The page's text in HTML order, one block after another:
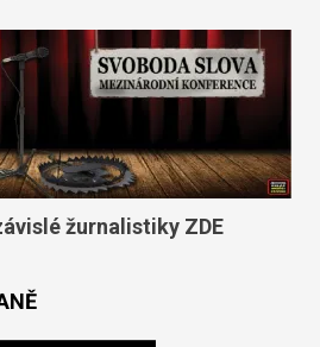
žurnalistiky ZDE